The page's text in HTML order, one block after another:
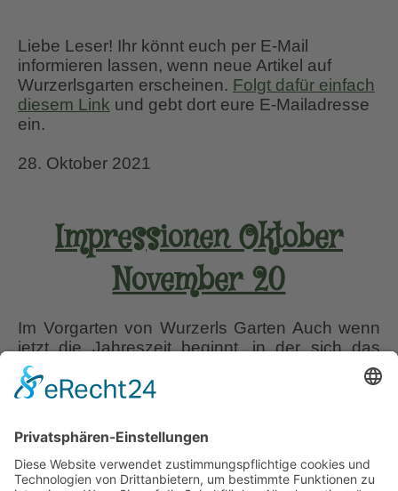
2021
Liebe Leser! Ihr könnt euch per E-Mail
informieren lassen, wenn neue Artikel auf
Wurzerlsgarten erscheinen. Folgt dafür einfach
diesem Link und gebt dort eure E-Mailadresse
ein.
28. Oktober 2021
Impressionen Oktober
November 20
Im Vorgarten von Wurzerls Garten Auch wenn
jetzt die Jahreszeit beginnt, in der sich das
Gartenleben mehr und mehr innen im
Wintergarten abspielt, so lohnt es sich auf
spannende Frage: Indian Summer,
Herbstfeuer, Goldener Oktober oder einfach
nur stiller Rückzug der…Impressionen